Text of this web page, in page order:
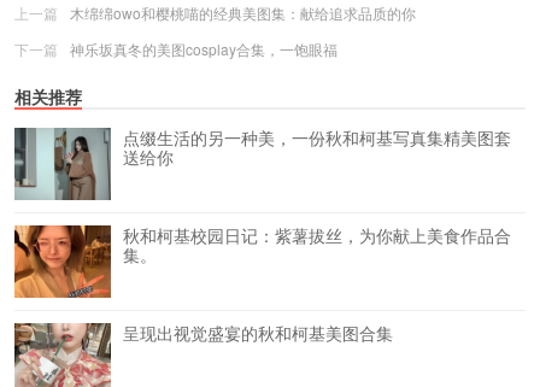
上一篇
木绵绵owo和樱桃喵的经典美图集：献给追求品质的你
下一篇
神乐坂真冬的美图cosplay合集，一饱眼福
相关推荐
点缀生活的另一种美，一份秋和柯基写真集精美图套
送给你
秋和柯基校园日记：紫薯拔丝，为你献上美食作品合
集。
呈现出视觉盛宴的秋和柯基美图合集